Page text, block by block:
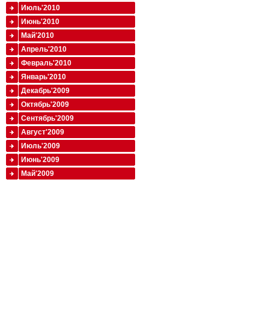
Июль'2010
Июнь'2010
Май'2010
Апрель'2010
Февраль'2010
Январь'2010
Декабрь'2009
Октябрь'2009
Сентябрь'2009
Август'2009
Июль'2009
Июнь'2009
Май'2009